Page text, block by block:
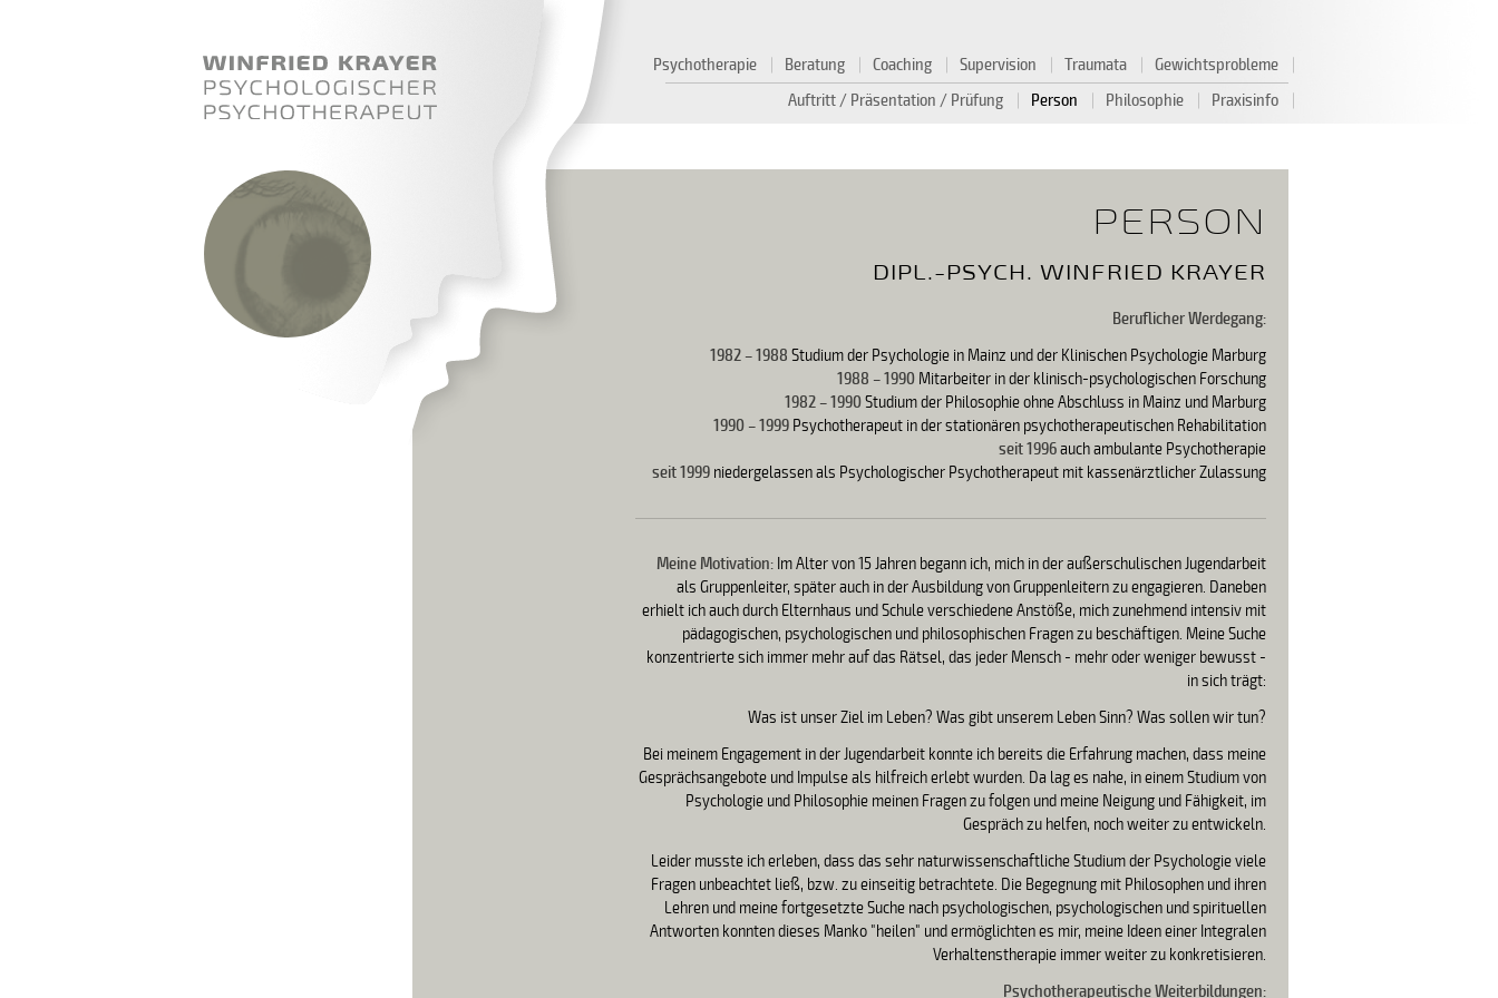
Psychotherapie Beratung Coaching Supervision Traumata
Gewichtsprobleme
Auftritt / Präsentation / Prüfung
Person Philosophie Praxisinfo
PERSON
DIPL.-PSYCH. WINFRIED KRAYER
Beruflicher Werdegang:
1982 – 1988 Studium der Psychologie in Mainz und der Klinischen Psychologie Marburg
1988 – 1990 Mitarbeiter in der klinisch-psychologischen Forschung
1982 – 1990Studium der Philosophie ohne Abschluss in Mainz und Marburg
1990 – 1999 Psychotherapeut in der stationären psychotherapeutischen Rehabilitation
seit 1996auch ambulante Psychotherapie
seit 1999 niedergelassen als Psychologischer Psychotherapeut mit kassenärztlicher Zulassung
Meine Motivation: Im Alter von 15 Jahren begann ich, mich in der außerschulischen Jugendarbeit
als Gruppenleiter, später auch in der Ausbildung von Gruppenleitern zu engagieren. Daneben
erhielt ich auch durch Elternhaus und Schule verschiedene Anstöße, mich zunehmend intensiv mit
pädagogischen, psychologischen und philosophischen Fragen zu beschäftigen. Meine Suche
konzentrierte sich immer mehr auf das Rätsel, das jeder Mensch - mehr oder weniger bewusst -
in sich trägt:
Was ist unser Ziel im Leben? Was gibt unserem Leben Sinn? Was sollen wir tun?
Bei meinem Engagement in der Jugendarbeit konnte ich bereits die Erfahrung machen, dass meine
Gesprächsangebote und Impulse als hilfreich erlebt wurden. Da lag es nahe, in einem Studium von
Psychologie und Philosophie meinen Fragen zu folgen und meine Neigung und Fähigkeit, im
Gespräch zu helfen, noch weiter zu entwickeln.
Leider musste ich erleben, dass das sehr naturwissenschaftliche Studium der Psychologie viele
Fragen unbeachtet ließ, bzw. zu einseitig betrachtete. Die Begegnung mit Philosophen und ihren
Lehren und meine fortgesetzte Suche nach psychologischen, psychologischen und spirituellen
Antworten konnten dieses Manko "heilen" und ermöglichten es mir, meine Ideen einer Integralen
Verhaltenstherapie immer weiter zu konkretisieren.
Psychotherapeutische Weiterbildungen: